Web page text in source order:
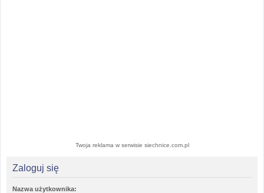
Twoja reklama w serwisie siechnice.com.pl
Zaloguj się
Nazwa użytkownika: